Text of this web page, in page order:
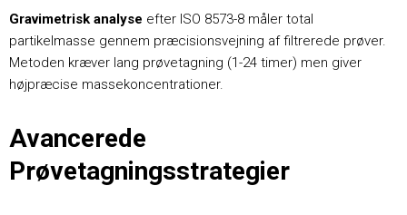
Gravimetrisk analyse efter ISO 8573-8 måler total
partikelmasse gennem præcisionsvejning af filtrerede prøver.
Metoden kræver lang prøvetagning (1-24 timer) men giver
højpræcise massekoncentrationer.
Avancerede
Prøvetagningsstrategier